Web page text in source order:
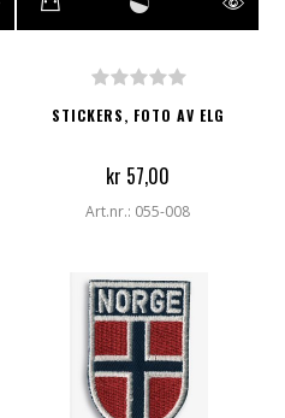
STICKERS, FOTO AV ELG
kr 57,00
Art.nr.: 055-008